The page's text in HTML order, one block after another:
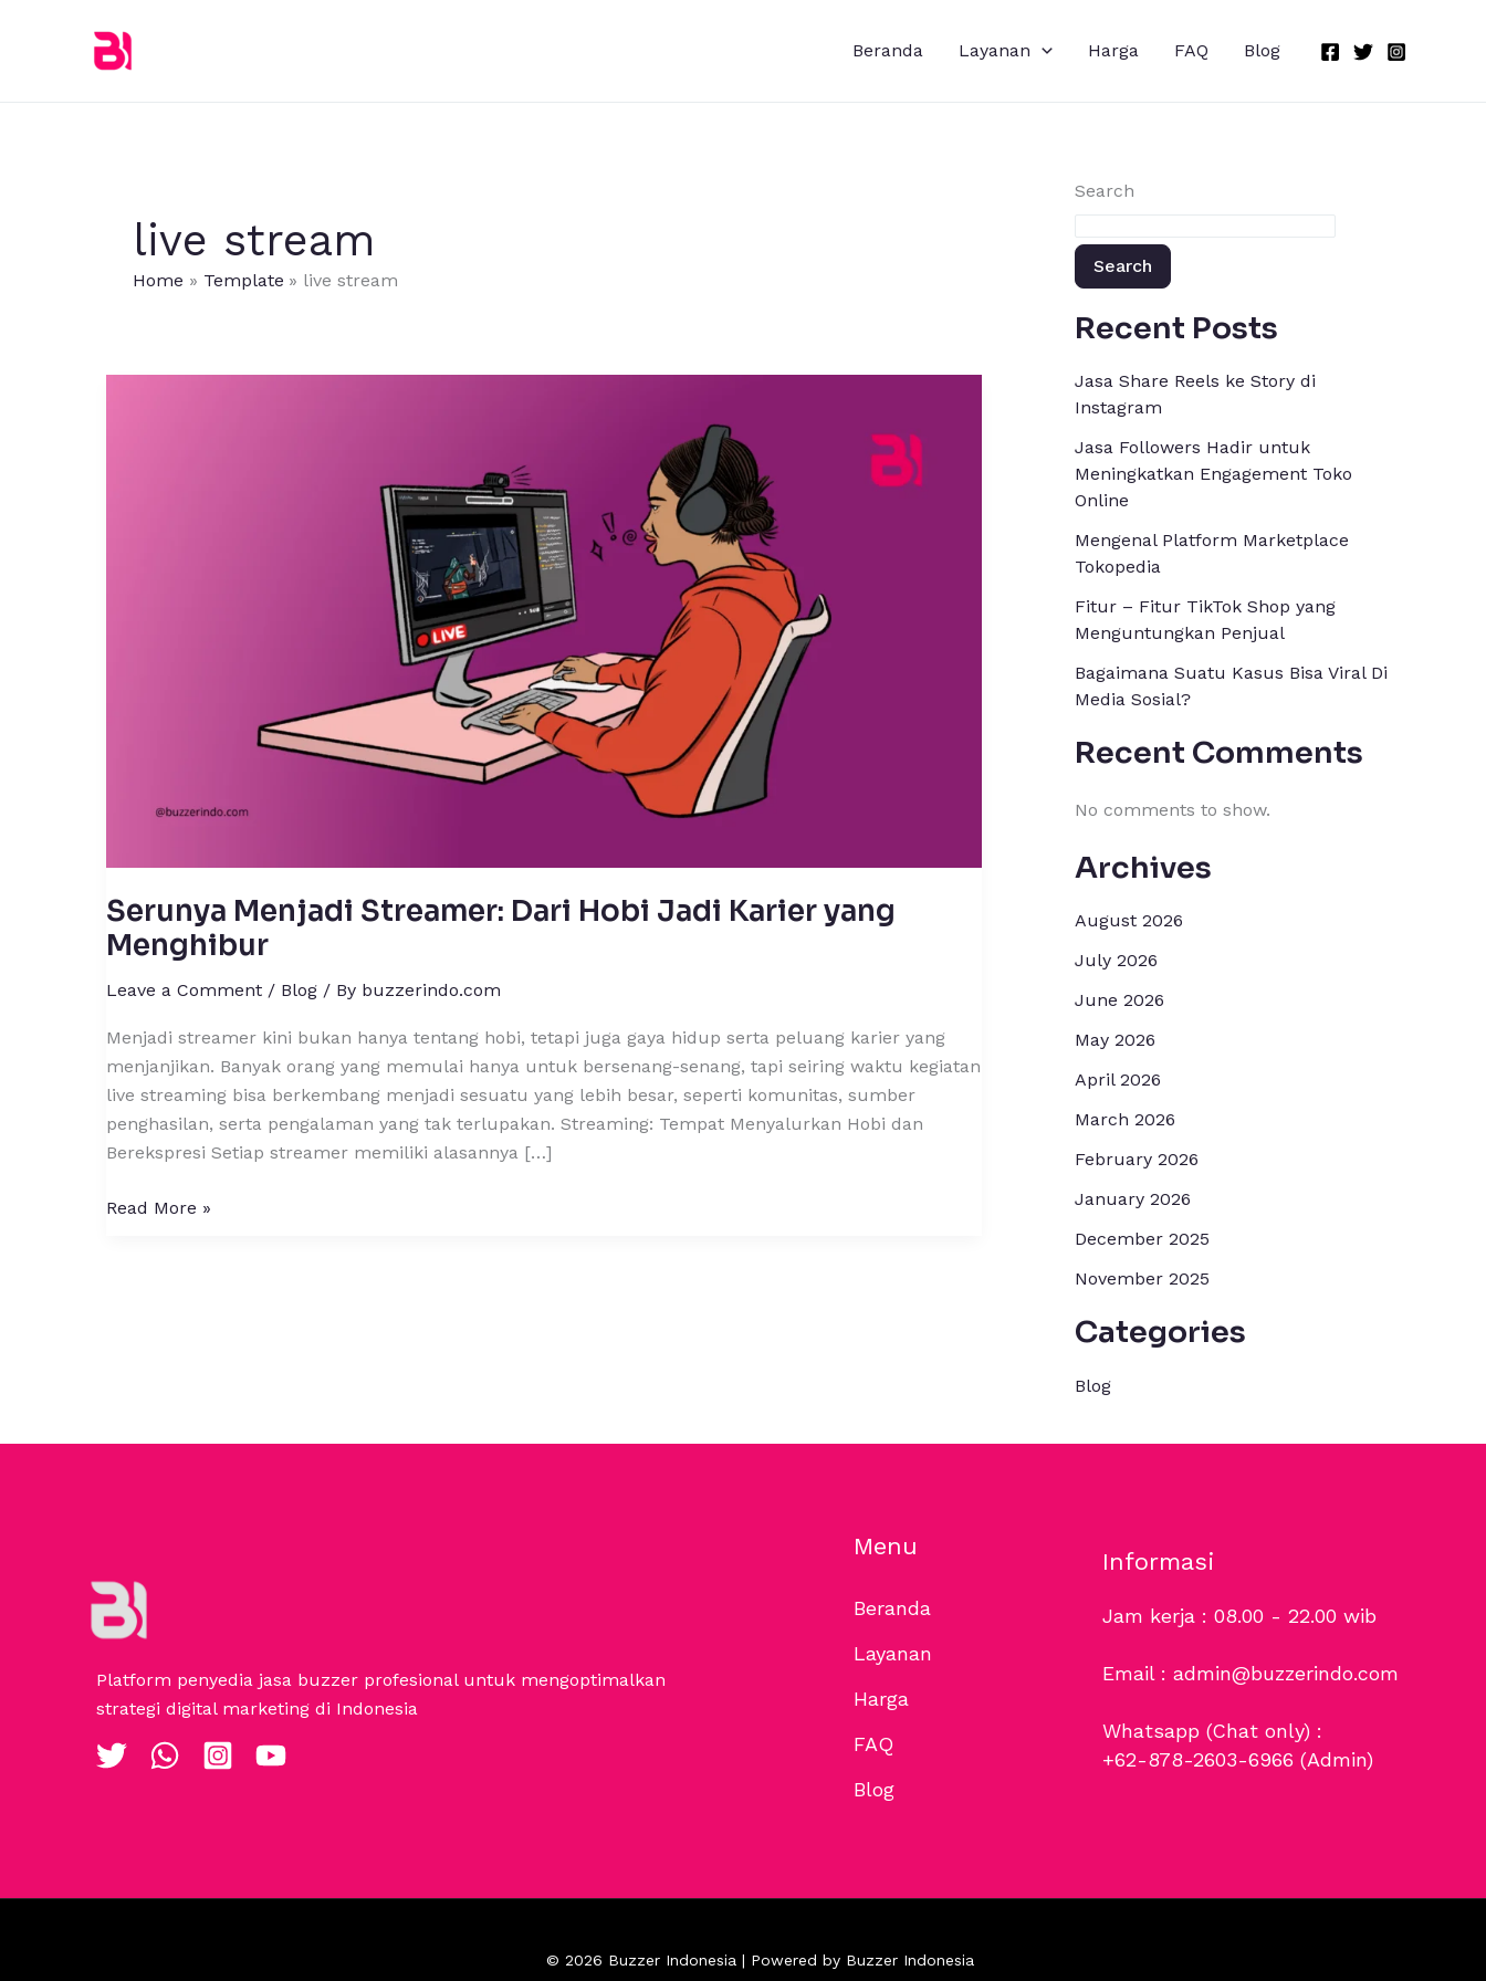
Beranda Layanan Harga FAQ Blog
live stream
Home Template live stream
Serunya Menjadi Streamer: Dari Hobi Jadi Karier yang
Menghibur
Leave a Comment / Blog / By buzzerindo.com
Menjadi streamer kini bukan hanya tentang hobi, tetapi juga gaya hidup serta peluang karier yang
menjanjikan. Banyak orang yang memulai hanya untuk bersenang-senang, tapi seiring waktu kegiatan
live streaming bisa berkembang menjadi sesuatu yang lebih besar, seperti komunitas, sumber
penghasilan, serta pengalaman yang tak terlupakan. Streaming: Tempat Menyalurkan Hobi dan
Berekspresi Setiap streamer memiliki alasannya […]
Read More »
Search
Search
Recent Posts
Jasa Share Reels ke Story di
Instagram
Jasa Followers Hadir untuk
Meningkatkan Engagement Toko
Online
Mengenal Platform Marketplace
Tokopedia
Fitur – Fitur TikTok Shop yang
Menguntungkan Penjual
Bagaimana Suatu Kasus Bisa Viral Di
Media Sosial?
Recent Comments
No comments to show.
Archives
August 2026
July 2026
June 2026
May 2026
April 2026
March 2026
February 2026
January 2026
December 2025
November 2025
Categories
Blog
Platform penyedia jasa buzzer profesional untuk mengoptimalkan
strategi digital marketing di Indonesia
Menu
Beranda
Layanan
Harga
FAQ
Blog
Informasi
Jam kerja : 08.00 - 22.00 wib
Email : admin@buzzerindo.com
Whatsapp (Chat only) :
+62-878-2603-6966 (Admin)
© 2026 Buzzer Indonesia | Powered by Buzzer Indonesia